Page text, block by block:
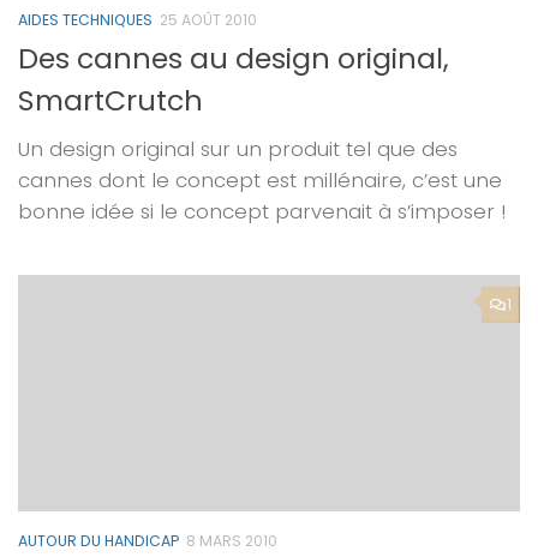
AIDES TECHNIQUES 25 AOÛT 2010
Des cannes au design original,
SmartCrutch
Un design original sur un produit tel que des
cannes dont le concept est millénaire, c’est une
bonne idée si le concept parvenait à s’imposer !
1
AUTOUR DU HANDICAP 8 MARS 2010